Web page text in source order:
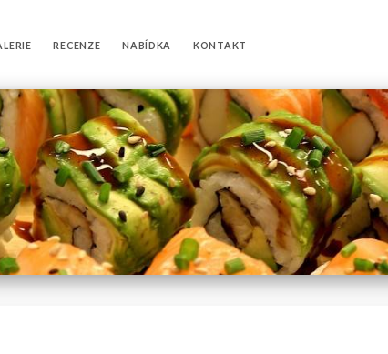
RECENZE NABÍDKA KONTAKT